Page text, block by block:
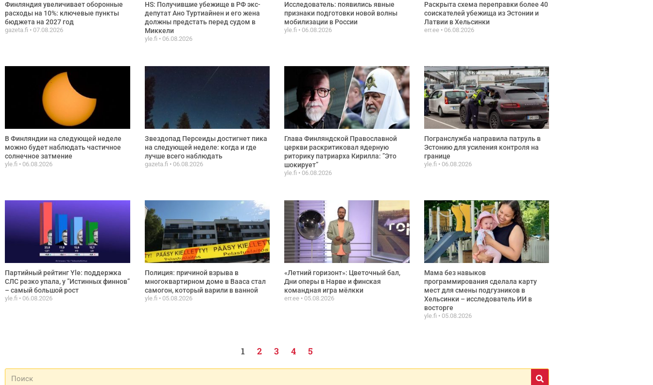
Финляндия увеличивает оборонные
расходы на 10%: ключевые пункты
бюджета на 2027 год
gazeta.fi 07.08.2026
HS: Получившие убежище в РФ экс-
депутат Ано Туртиайнен и его жена
должны предстать перед судом в
Миккели
yle.fi 06.08.2026
Исследователь: появились явные
признаки подготовки новой волны
мобилизации в России
yle.fi 06.08.2026
Раскрыта схема переправки более 40
соискателей убежища из Эстонии и
Латвии в Хельсинки
err.ee 06.08.2026
В Финляндии на следующей неделе
можно будет наблюдать частичное
солнечное затмение
yle.fi 06.08.2026
Звездопад Персеиды достигнет пика
на следующей неделе: когда и где
лучше всего наблюдать
gazeta.fi 06.08.2026
Глава Финляндской Православной
церкви раскритиковал ядерную
риторику патриарха Кирилла: ”Это
шокирует”
yle.fi 06.08.2026
Погранслужба направила патруль в
Эстонию для усиления контроля на
границе
yle.fi 06.08.2026
Партийный рейтинг Yle: поддержка
СЛС резко упала, у ”Истинных финнов”
– самый большой рост
yle.fi 06.08.2026
Полиция: причиной взрыва в
многоквартирном доме в Вааса стал
самогон, который варили в ванной
yle.fi 05.08.2026
«Летний горизонт»: Цветочный бал,
Дни оперы в Нарве и финская
командная игра мёлкки
err.ee 05.08.2026
Мама без навыков
программирования сделала карту
мест для смены подгузников в
Хельсинки – исследователь ИИ в
восторге
yle.fi 05.08.2026
1 2 3 4 5